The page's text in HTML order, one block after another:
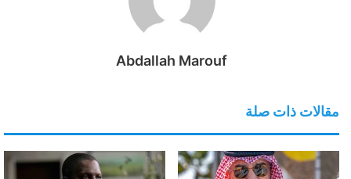
Abdallah Marouf
مقالات ذات صلة